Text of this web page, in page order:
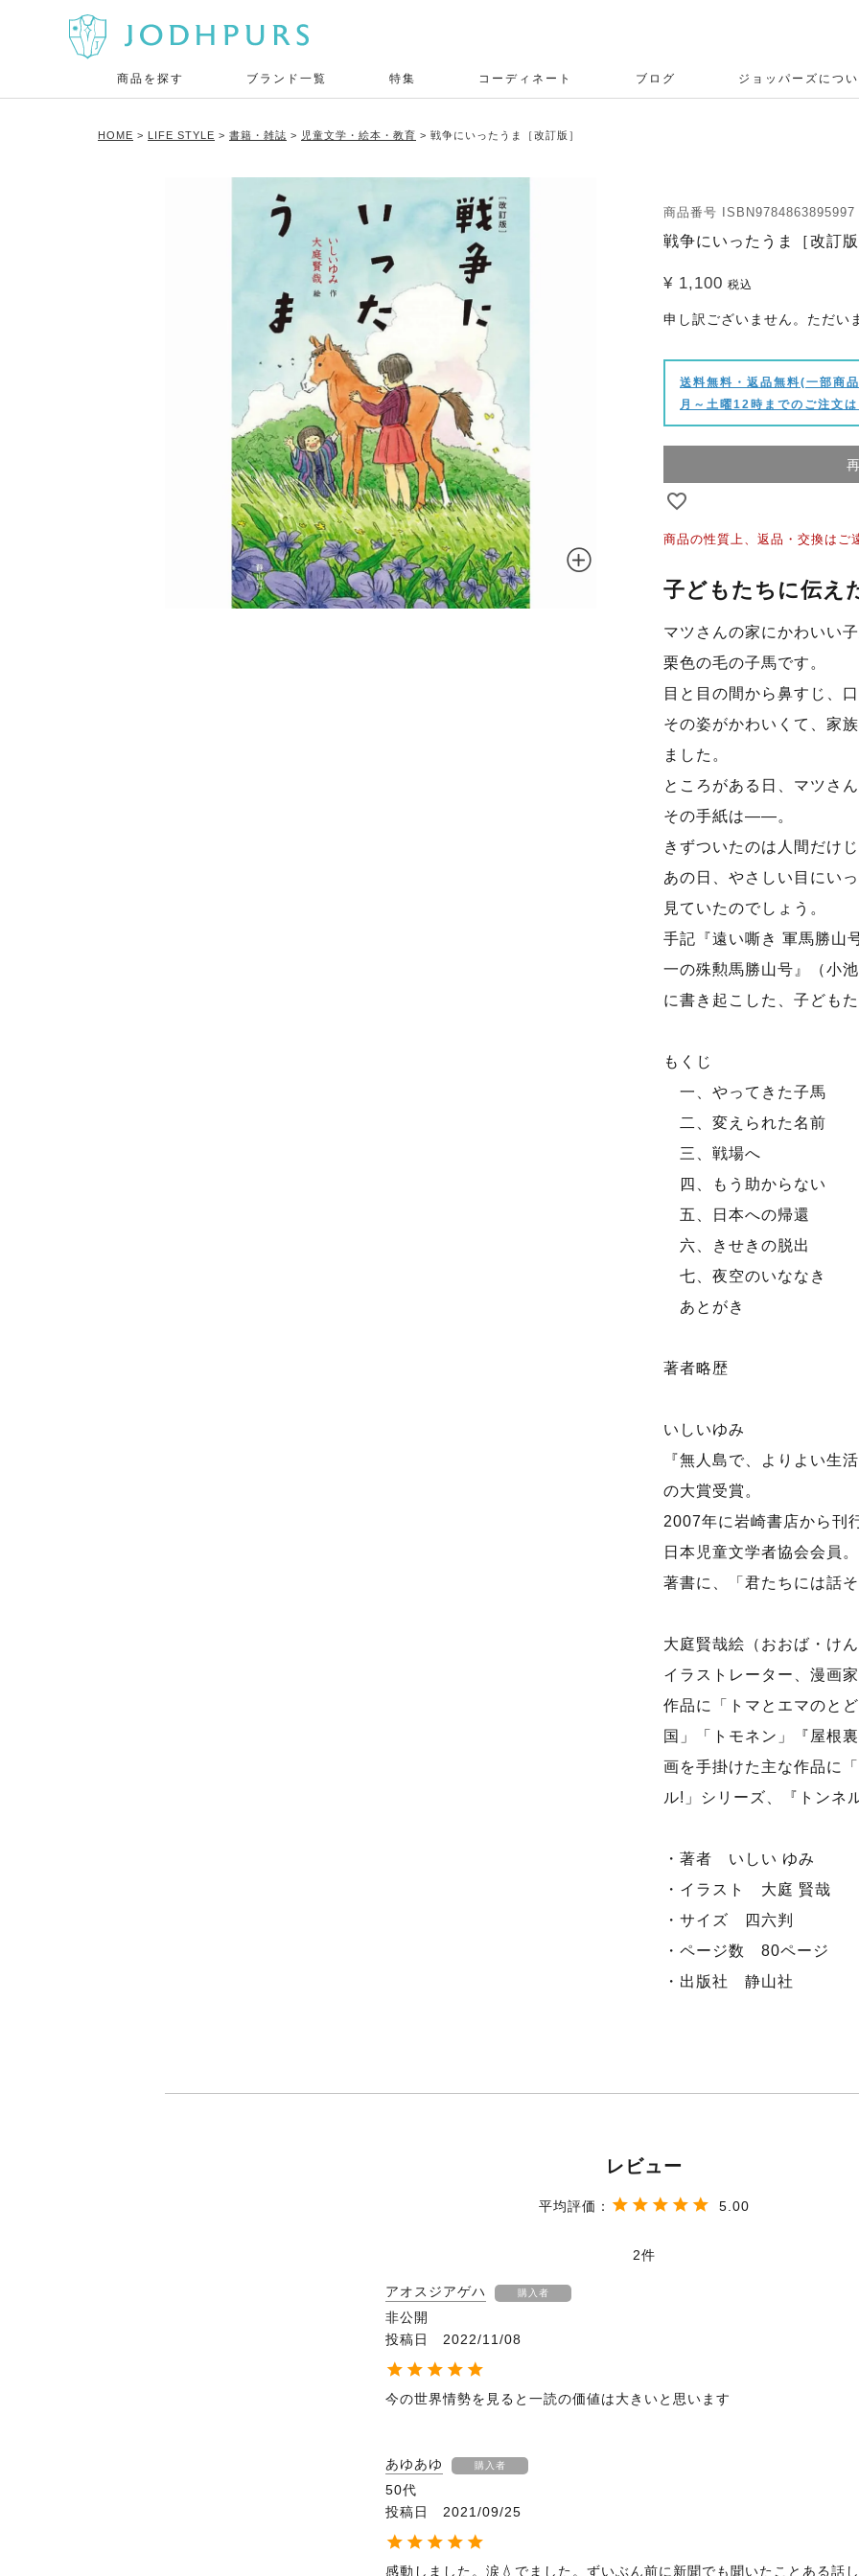
商品を探す ブランド一覧 特集 コーディネート ブログ ジョッパーズにつ
HOME LIFE STYLE 書籍・雑誌 児童文学・絵本・教育 戦争にいったうま［改訂版］
商品番号 ISBN9784863895997
戦争にいったうま［改訂
¥ 1,100 税込
申し訳ございません。ただい
送料無料・返品無料(一部商
月～土曜12時までのご注文
商品の性質上、返品・交換はご
子どもたちに伝え
マツさんの家にかわいい
栗色の毛の子馬です。
目と目の間から鼻すじ、
その姿がかわいくて、家
ました。
ところがある日、マツさ
その手紙は――。
きずついたのは人間だけ
あの日、やさしい目にい
見ていたのでしょう。
手記『遠い嘶き 軍馬勝山
一の殊勲馬勝山号』（小
に書き起こした、子ども
もくじ
一、やってきた子馬
二、変えられた名前
三、戦場へ
四、もう助からない
五、日本への帰還
六、きせきの脱出
七、夜空のいななき
あとがき
著者略歴
いしいゆみ
『無人島で、よりよい生
の大賞受賞。
2007年に岩崎書店から刊
日本児童文学者協会会員
著書に、「君たちには話
大庭賢哉絵（おおば・け
イラストレーター、漫画
作品に「トマとエマのと
国」「トモネン」『屋根
画を手掛けた主な作品に
ル!」シリーズ、『トンネ
・著者 いしい ゆみ
・イラスト 大庭 賢哉
・サイズ 四六判
・ページ数 80ページ
・出版社 静山社
5.00
2
アオスジアゲハ 購入者
非公開
投稿日
2022/11/08
今の世界情勢を見ると一読の価値は大きいと思います
あゆあゆ 購入者
50代
投稿日
2021/09/25
感動しました。涙💧でました。ずいぶん前に新聞でも聞いたことある話